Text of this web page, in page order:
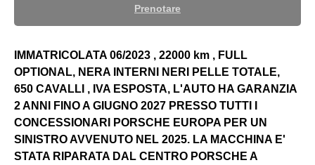
Prenotare
IMMATRICOLATA 06/2023 , 22000 km , FULL
OPTIONAL, NERA INTERNI NERI PELLE TOTALE,
650 CAVALLI , IVA ESPOSTA, L'AUTO HA GARANZIA
2 ANNI FINO A GIUGNO 2027 PRESSO TUTTI I
CONCESSIONARI PORSCHE EUROPA PER UN
SINISTRO AVVENUTO NEL 2025. LA MACCHINA E'
STATA RIPARATA DAL CENTRO PORSCHE A